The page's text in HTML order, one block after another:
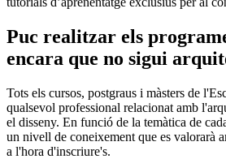
Puc realitzar els
encara que no sigui
Tots els cursos, postgraus i màsters de
qualsevol professional relacionat amb
el disseny. En funció de la temàtica de
un nivell de coneixement que es valorarà
a l'hora d'inscriure's.